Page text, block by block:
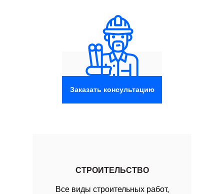
Заказать консультацию
СТРОИТЕЛЬСТВО
Все виды строительных работ,